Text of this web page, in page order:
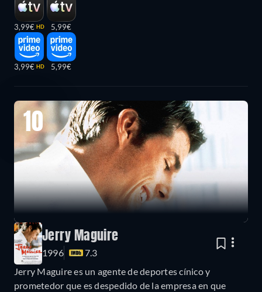
3,99€ HD
3,99€ HD
5,99€
5,99€
10
Jerry Maguire
1996
7.3
Jerry Maguire es un agente de deportes cínico y
prometedor que es despedido de la empresa en que